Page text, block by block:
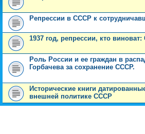
Репрессии в СССР к
1937 год, репрессии, кто
Роль России и ее граждан в
Горбачева за сохранение СССР.
Исторические книги
внешней политике СССР